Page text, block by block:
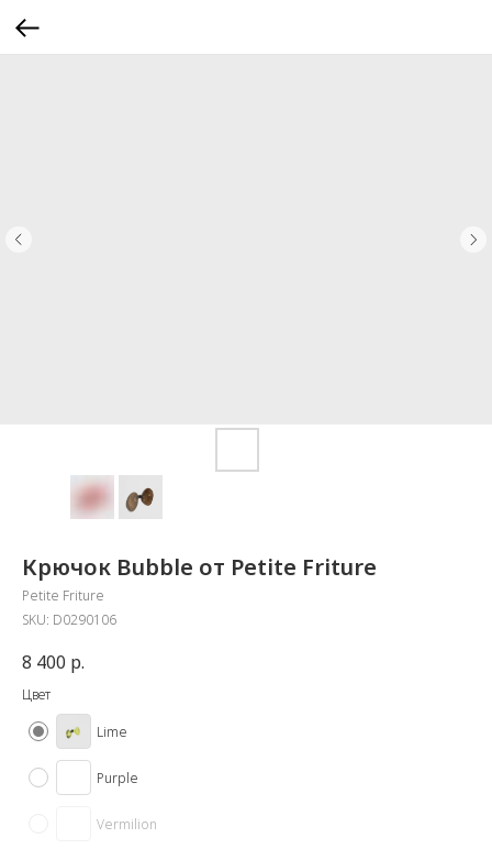
Крючок Bubble от Petite Friture
Petite Friture
SKU: D0290106
8 400 р.
Цвет
Lime
Purple
Vermilion